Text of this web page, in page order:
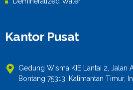
Kantor Pusat
Gedung Wisma KIE Lantai 2, Jalan
Bontang 75313, Kalimantan Timur,